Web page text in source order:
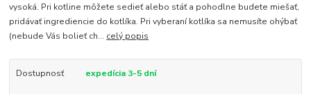
vysoká. Pri kotline môžete sedieť alebo stáť a pohodlne budete miešať,
pridávať ingrediencie do kotlíka. Pri vyberaní kotlíka sa nemusíte ohýbať
(nebude Vás bolieť ch... celý popis
Dostupnosť expedícia 3-5 dní